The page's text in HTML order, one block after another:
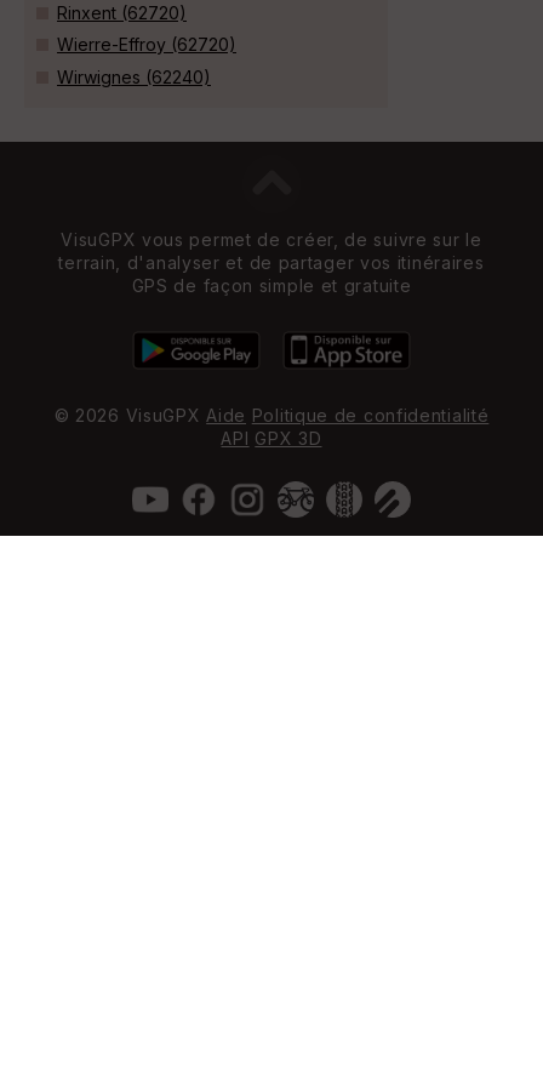
Rinxent (62720)
Wierre-Effroy (62720)
Wirwignes (62240)
VisuGPX vous permet de créer, de suivre sur le
terrain, d'analyser et de partager vos itinéraires
GPS de façon simple et gratuite
© 2026 VisuGPX Aide Politique de confidentialité
API GPX 3D